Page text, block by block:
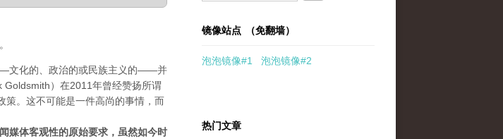
文化的、政治的或民族主义的——并
Goldsmith）在2011年曾经赞扬所谓
策。这不可能是一件高尚的事情，而
媒体客观性的原始要求，虽然如今时
镜像站点 （免翻墙）
泡泡镜像#1 泡泡镜像#2
热门文章